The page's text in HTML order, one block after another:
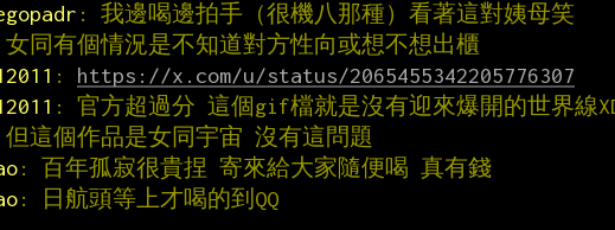
: 我邊喝邊拍手（很機八那種）看著這對姨母笑
同有個情況是不知道對方性向或想不想出櫃
: https://x.com/u/status/2065455342205776307
: 官方超過分 這個gif檔就是沒有迎來爆開的世界線
這個作品是女同宇宙 沒有這問題
: 百年孤寂很貴捏 寄來給大家隨便喝 真有錢
: 日航頭等上才喝的到QQ